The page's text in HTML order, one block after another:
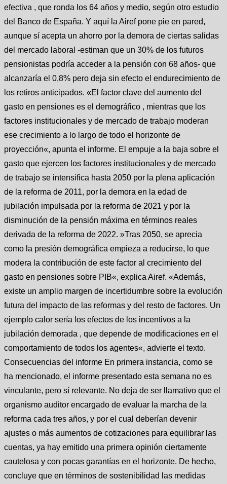
efectiva , que ronda los 64 años y medio, según otro estudio
del Banco de España. Y aquí la Airef pone pie en pared,
aunque sí acepta un ahorro por la demora de ciertas salidas
del mercado laboral -estiman que un 30% de los futuros
pensionistas podría acceder a la pensión con 68 años- que
alcanzaría el 0,8% pero deja sin efecto el endurecimiento de
los retiros anticipados. «El factor clave del aumento del
gasto en pensiones es el demográfico , mientras que los
factores institucionales y de mercado de trabajo moderan
ese crecimiento a lo largo de todo el horizonte de
proyección«, apunta el informe. El empuje a la baja sobre el
gasto que ejercen los factores institucionales y de mercado
de trabajo se intensifica hasta 2050 por la plena aplicación
de la reforma de 2011, por la demora en la edad de
jubilación impulsada por la reforma de 2021 y por la
disminución de la pensión máxima en términos reales
derivada de la reforma de 2022. »Tras 2050, se aprecia
como la presión demográfica empieza a reducirse, lo que
modera la contribución de este factor al crecimiento del
gasto en pensiones sobre PIB«, explica Airef. «Además,
existe un amplio margen de incertidumbre sobre la evolución
futura del impacto de las reformas y del resto de factores. Un
ejemplo calor sería los efectos de los incentivos a la
jubilación demorada , que depende de modificaciones en el
comportamiento de todos los agentes«, advierte el texto.
Consecuencias del informe En primera instancia, como se
ha mencionado, el informe presentado esta semana no es
vinculante, pero sí relevante. No deja de ser llamativo que el
organismo auditor encargado de evaluar la marcha de la
reforma cada tres años, y por el cual deberían devenir
ajustes o más aumentos de cotizaciones para equilibrar las
cuentas, ya hay emitido una primera opinión ciertamente
cautelosa y con pocas garantías en el horizonte. De hecho,
concluye que en términos de sostenibilidad las medidas